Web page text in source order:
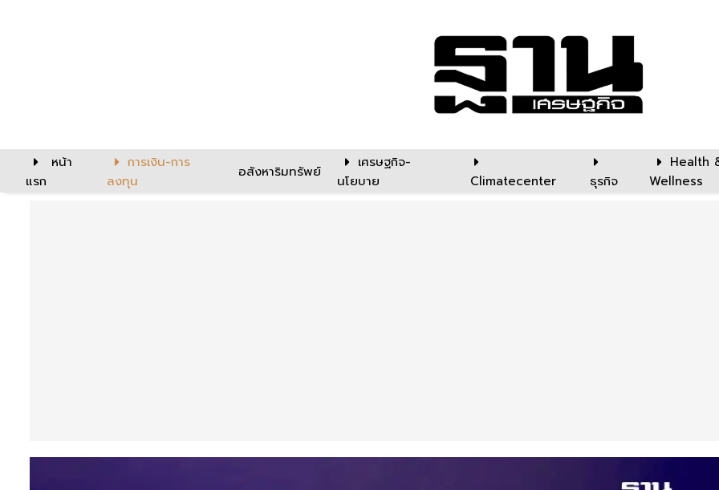
หน้า
แรก
การเงิน-การ
ลงทุน
อสังหาริมทรัพย์
เศรษฐกิจ-
นโยบาย
Climatecenter ธุรกิจ
Health
Wellness